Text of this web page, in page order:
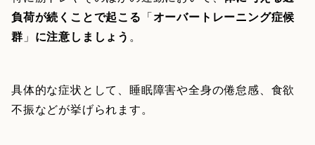
負荷が続くことで起こる 「オーバートレーニング症候
群 」 に注意しましょう 。
具体的な症状として、睡眠障害や全身の倦怠感、食欲
不振などが挙げられます。